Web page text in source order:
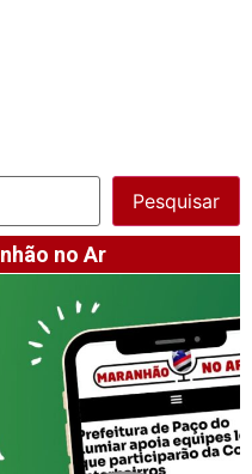
Pesquisar
no Ar